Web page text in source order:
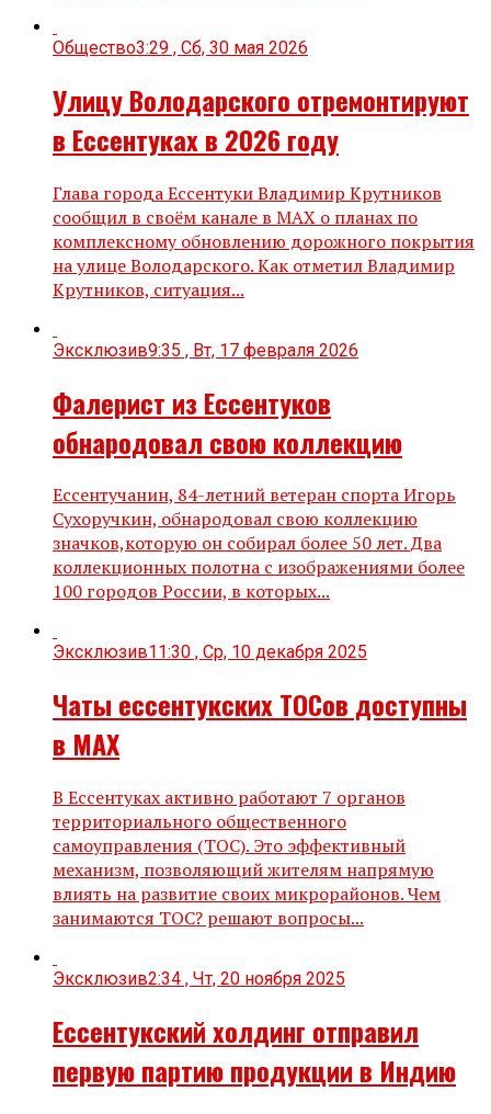
Общество3:29 , Сб, 30 мая 2026
Улицу Володарского отремонтируют
в Ессентуках в 2026 году
Глава города Ессентуки Владимир Крутников
сообщил в своём канале в МАХ о планах по
комплексному обновлению дорожного покрытия
на улице Володарского. Как отметил Владимир
Крутников, ситуация...
Эксклюзив9:35 , Вт, 17 февраля 2026
Фалерист из Ессентуков
обнародовал свою коллекцию
Ессентучанин, 84-летний ветеран спорта Игорь
Сухоручкин, обнародовал свою коллекцию
значков,которую он собирал более 50 лет. Два
коллекционных полотна с изображениями более
100 городов России, в которых...
Эксклюзив11:30 , Ср, 10 декабря 2025
Чаты ессентукских ТОСов доступны
в МАХ
В Ессентуках активно работают 7 органов
территориального общественного
самоуправления (ТОС). Это эффективный
механизм, позволяющий жителям напрямую
влиять на развитие своих микрорайонов. Чем
занимаются ТОС? решают вопросы...
Эксклюзив2:34 , Чт, 20 ноября 2025
Ессентукский холдинг отправил
первую партию продукции в Индию